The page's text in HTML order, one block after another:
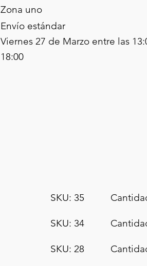
Zona uno
Envío estándar
Viernes 27 de Marzo entre las
18:00
SKU: 35
SKU: 34
SKU: 28